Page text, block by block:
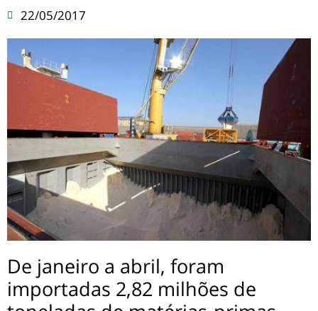
22/05/2017
De janeiro a abril, foram
importadas 2,82 milhões de